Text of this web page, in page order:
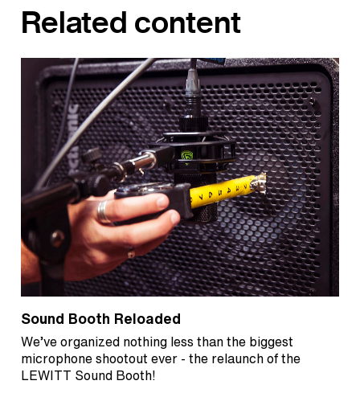
Related content
Sound Booth Reloaded
We’ve organized nothing less than the biggest
microphone shootout ever - the relaunch of the
LEWITT Sound Booth!